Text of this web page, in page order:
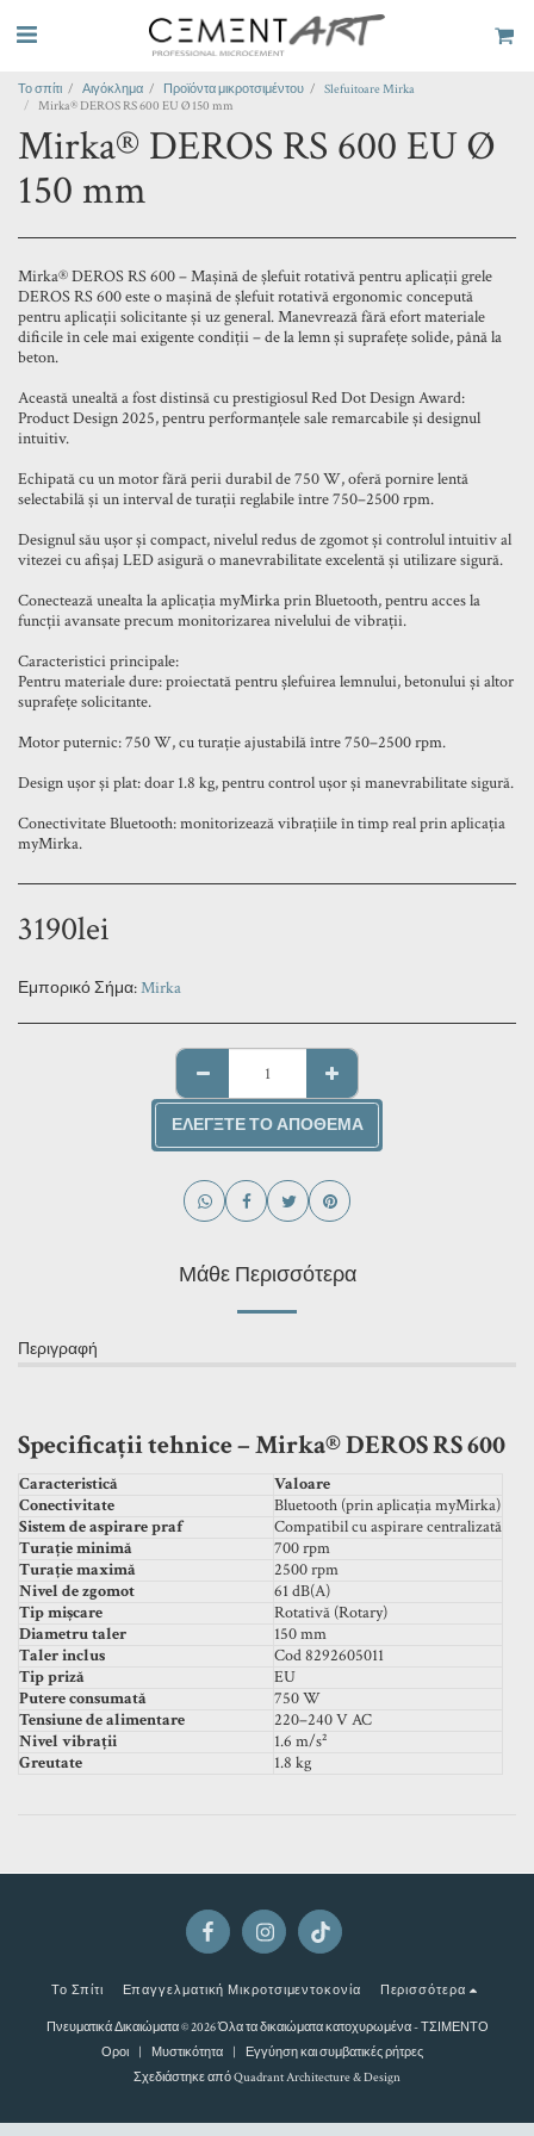
Το σπίτι Αιγόκλημα Προϊόντα μικροτσιμέντου
Slefuitoare Mirka
Mirka® DEROS RS 600 EU Ø 150 mm
Mirka® DEROS RS 600 EU Ø
150 mm
Mirka® DEROS RS 600 – Mașină de șlefuit rotativă pentru aplicații grele
DEROS RS 600 este o mașină de șlefuit rotativă ergonomic concepută
pentru aplicații solicitante și uz general. Manevrează fără efort materiale
dificile în cele mai exigente condiții – de la lemn și suprafețe solide, până la
beton.
Această unealtă a fost distinsă cu prestigiosul Red Dot Design Award:
Product Design 2025, pentru performanțele sale remarcabile și designul
intuitiv.
Echipată cu un motor fără perii durabil de 750 W, oferă pornire lentă
selectabilă și un interval de turații reglabile între 750–2500 rpm.
Designul său ușor și compact, nivelul redus de zgomot și controlul intuitiv al
vitezei cu afișaj LED asigură o manevrabilitate excelentă și utilizare sigură.
Conectează unealta la aplicația myMirka prin Bluetooth, pentru acces la
funcții avansate precum monitorizarea nivelului de vibrații.
Caracteristici principale:
Pentru materiale dure: proiectată pentru șlefuirea lemnului, betonului și altor
suprafețe solicitante.
Motor puternic: 750 W, cu turație ajustabilă între 750–2500 rpm.
Design ușor și plat: doar 1.8 kg, pentru control ușor și manevrabilitate sigură.
Conectivitate Bluetooth: monitorizează vibrațiile în timp real prin aplicația
myMirka.
3190lei
Εμπορικό Σήμα:Mirka
ΕΛΈΓΞΤΕ ΤΟ ΑΠΌΘΕΜΑ
Μάθε Περισσότερα
Περιγραφή
Specificații tehnice – Mirka® DEROS RS 600
Caracteristică
Valoare
Conectivitate
Bluetooth (prin aplicația myMirka)
Sistem de aspirare praf
Compatibil cu aspirare centralizată
Turație minimă
700 rpm
Turație maximă
2500 rpm
Nivel de zgomot
61 dB(A)
Tip mișcare
Rotativă (Rotary)
Diametru taler
150 mm
Taler inclus
Cod 8292605011
Tip priză
EU
Putere consumată
750 W
Tensiune de alimentare
220–240 V AC
Nivel vibrații
1.6 m/s²
Greutate
1.8 kg
Το Σπίτι Επαγγελματική Μικροτσιμεντοκονία Περισσότερα
Πνευματικά Δικαιώματα © 2026 Όλα τα δικαιώματα κατοχυρωμένα -ΤΣΙΜΕΝΤΟ
Οροι | Μυστικότητα | Εγγύηση και συμβατικές ρήτρες
Σχεδιάστηκε απόQuadrant Architecture & Design